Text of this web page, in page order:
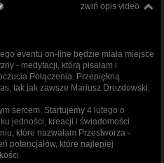
zwiń opis video
eventu on-line będzie miała miejsce
- medytacji, którą pisałam i
Połączenia. Przepiękną
tak jak zawsze Mariusz Drozdowski.
sercem. Startujemy 4 lutego o
jedności, kreacji i świadomości
które nazwałam Przestworza -
potencjałów, które najlepiej